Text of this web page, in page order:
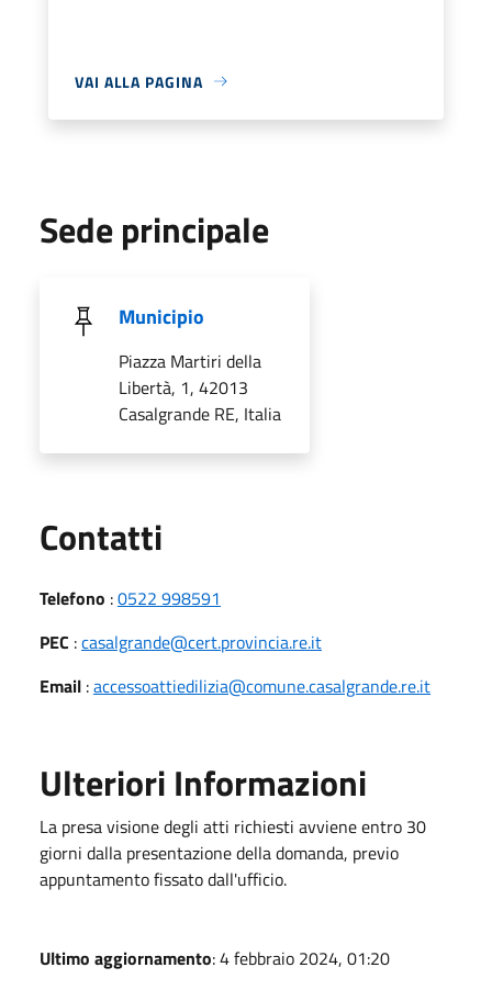
VAI ALLA PAGINA
Sede principale
Municipio
Piazza Martiri della
Libertà, 1, 42013
Casalgrande RE, Italia
Contatti
Telefono :0522 998591
PEC :casalgrande@cert.provincia.re.it
Email :accessoattiedilizia@comune.casalgrande.re.it
Ulteriori Informazioni
La presa visione degli atti richiesti avviene entro 30
giorni dalla presentazione della domanda, previo
appuntamento fissato dall'ufficio.
Ultimo aggiornamento: 4 febbraio 2024, 01:20